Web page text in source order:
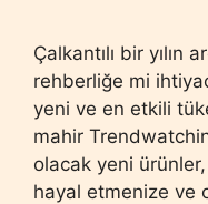
Çalkantılı bir yılın
rehberliğe mi
yeni ve en etkili
mahir
olacak yeni
hayal etmenize ve